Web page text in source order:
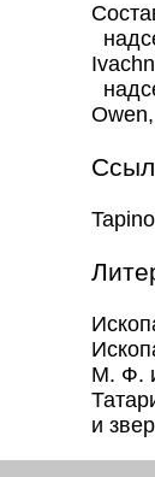
М. Ф.
и